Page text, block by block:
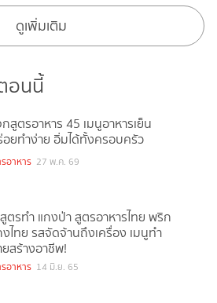
ดูเพิ่มเติม
อนนี้
กสูตรอาหาร 45 เมนูอาหารเย็น
อยทำง่าย อิ่มได้ทั้งครอบครัว
อาหาร 27 พ.ค. 69
ตรทำ แกงป่า สูตรอาหารไทย พริก
งไทย รสจัดจ้านถึงเครื่อง เมนูทำ
ยสร้างอาชีพ!
อาหาร 14 มิ.ย. 65